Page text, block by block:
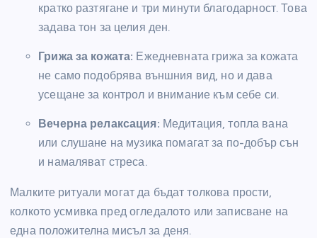
кратко разтягане и три минути благодарност. Това
задава тон за целия ден.
Грижа за кожата: Ежедневната грижа за кожата
не само подобрява външния вид, но и дава
усещане за контрол и внимание към себе си.
Вечерна релаксация: Медитация, топла вана
или слушане на музика помагат за по-добър сън
и намаляват стреса.
Малките ритуали могат да бъдат толкова прости,
колкото усмивка пред огледалото или записване на
една положителна мисъл за деня.